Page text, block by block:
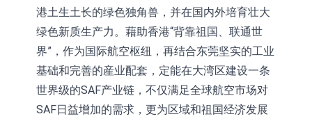
港土生土长的绿色独角兽，并在国内外培育壮大
绿色新质生产力。藉助香港“背靠祖国、联通世
界”，作为国际航空枢纽，再结合东莞坚实的工业
基础和完善的産业配套，定能在大湾区建设一条
世界级的SAF产业链，不仅满足全球航空市场对
SAF日益增加的需求，更为区域和祖国经济发展